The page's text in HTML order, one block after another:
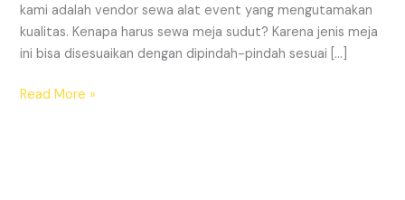
kami adalah vendor sewa alat event yang mengutamakan
kualitas. Kenapa harus sewa meja sudut? Karena jenis meja
ini bisa disesuaikan dengan dipindah-pindah sesuai […]
SEWA
Read More »